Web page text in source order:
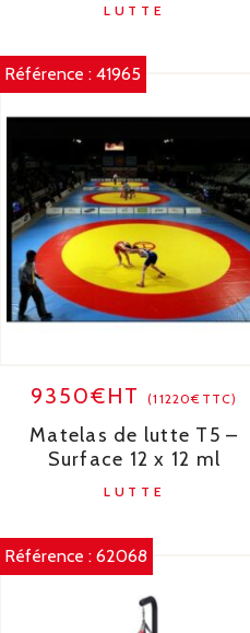
LUTTE
Référence : 41965
9350€HT(11220€TTC)
Matelas de lutte T5 –
Surface 12 x 12 ml
LUTTE
Référence : 62068